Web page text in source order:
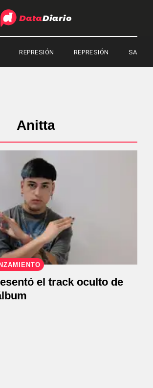
REPRESIÓN REPRESIÓN
Anitta
el track oculto de